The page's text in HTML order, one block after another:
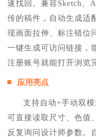
速找回。兼容Sketch、
传的稿件，自动生成适
现画面拉伸、标注错位
一键生成可访问链接，
注册账号就能打开浏览
应用亮点
支持自动+手动双
可直接读取尺寸、色值
反复询问设计师参数。